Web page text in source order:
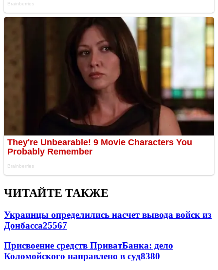
ЧИТАЙТЕ ТАКЖЕ
Украинцы определились насчет вывода войск из
Донбасса25567
Присвоение средств ПриватБанка: дело
Коломойского направлено в суд8380